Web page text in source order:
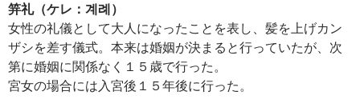
笄礼（ケレ：계례）
女性の礼儀として大人になったことを表し、髪を上げカン
ザシを差す儀式。本来は婚姻が決まると行っていたが、次
第に婚姻に関係なく１５歳で行った。
宮女の場合には入宮後１５年後に行った。